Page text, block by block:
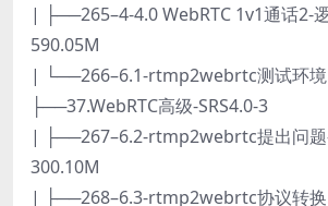
| ├──265–4-4.0 WebRTC 1v1通话2-
590.05M
| └──266–6.1-rtmp2webrtc测试环
├──37.WebRTC高级-SRS4.0-3
| ├──267–6.2-rtmp2webrtc提出问
300.10M
| ├──268–6.3-rtmp2webrtc协议转